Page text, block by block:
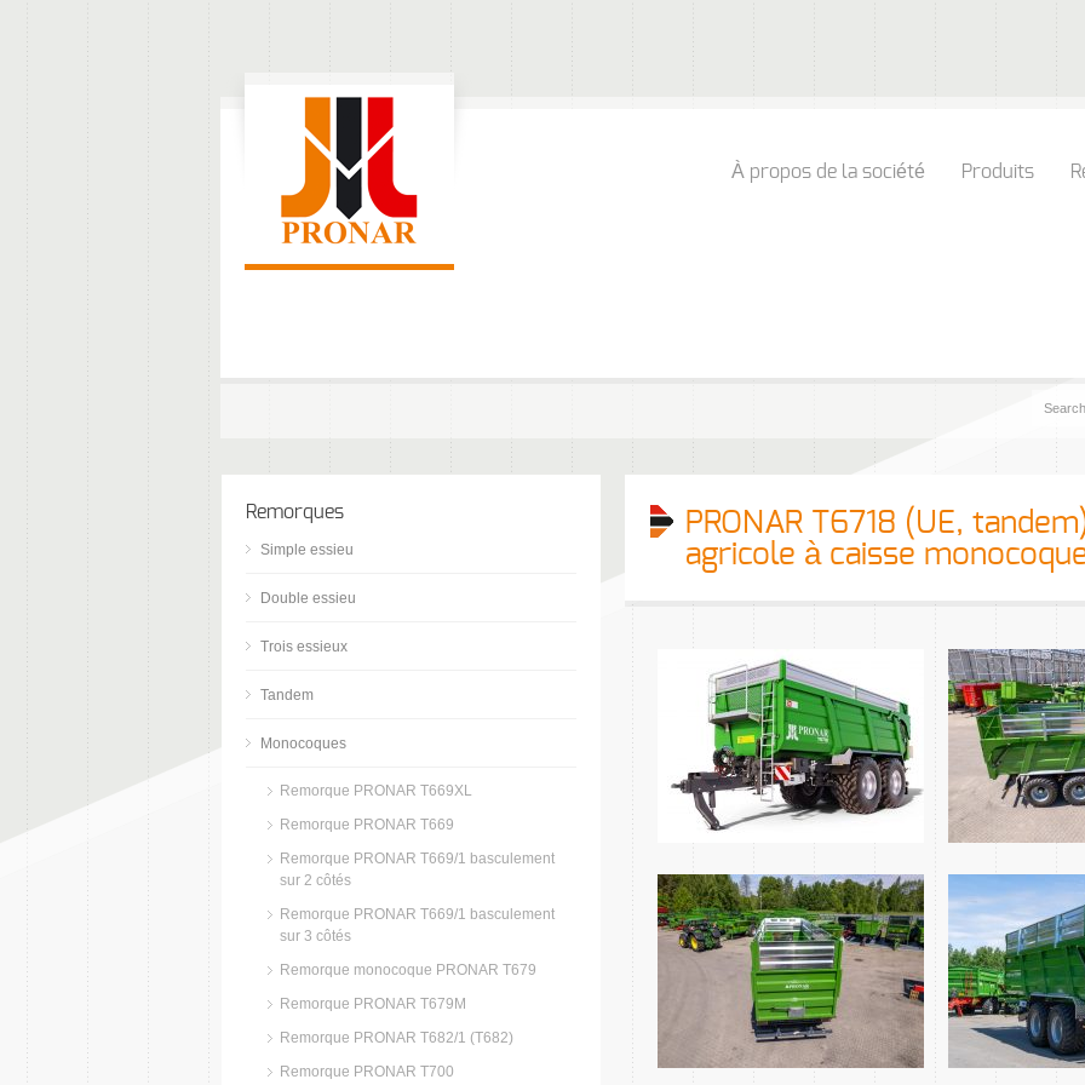
À propos de la société Produits
PRONAR T6718 (UE,
agricole à caisse
Remorques
Simple essieu
Double essieu
Trois essieux
Tandem
Monocoques
Remorque PRONAR T669XL
Remorque PRONAR T669
Remorque PRONAR T669/1 basculement
sur 2 côtés
Remorque PRONAR T669/1 basculement
sur 3 côtés
Remorque monocoque PRONAR T679
Remorque PRONAR T679M
Remorque PRONAR T682/1 (T682)
Remorque PRONAR T700